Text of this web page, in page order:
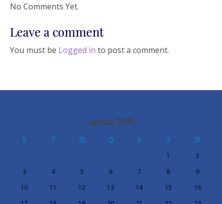
No Comments Yet.
Leave a comment
You must be Logged in to post a comment.
agosto 2026
S T Q Q S S D
1
2
3
4 5 6 7 8
9
10
11 12 13 14 15
16